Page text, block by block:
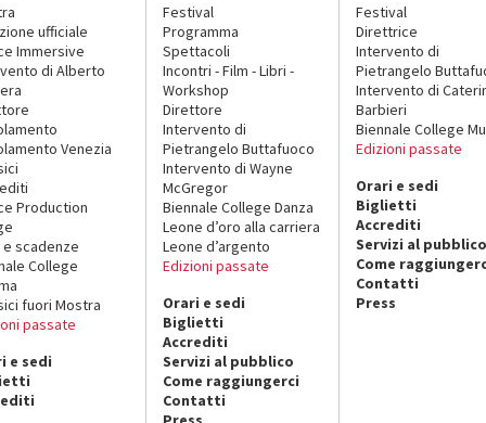
ufficiale
Immersive
di Alberto
Venezia
Production
e scadenze
College
fuori Mostra
passate
e sedi
Festival
Programma
Spettacoli
Incontri - Film - Libri -
Workshop
Direttore
Intervento di
Pietrangelo Buttafuoco
Intervento di Wayne
McGregor
Biennale College Danza
Leone d’oro alla carriera
Leone d’argento
Edizioni passate
Orari e sedi
Biglietti
Accrediti
Servizi al pubblico
Come raggiungerci
Contatti
Festival
Direttrice
Intervento di
Pietrangelo
Intervento di
Barbieri
Biennale College
Edizioni passate
Orari e sedi
Biglietti
Accrediti
Servizi al pubblico
Come
Contatti
Press